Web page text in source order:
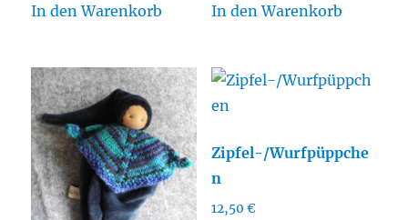
In den Warenkorb In den Warenkorb
Zipfel-/Wurfpüppche
n
12,50 €